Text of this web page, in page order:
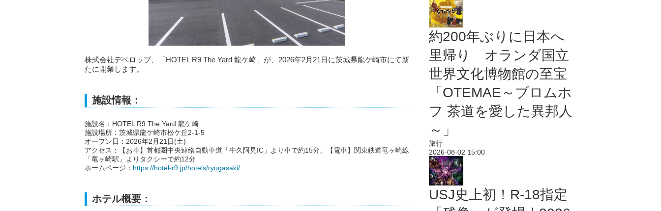
株式会社デベロップ、「HOTEL R9 The Yard 龍ケ崎」が、2026年2月21日に茨城県龍ケ崎市にて新
たに開業します。
施設情報：
施設名：HOTEL R9 The Yard 龍ケ崎
施設場所：茨城県龍ケ崎市松ケ丘2-1-5
オープン日：2026年2月21日(土)
アクセス：【お車】首都圏中央連絡自動車道「牛久阿見IC」より車で約15分、【電車】関東鉄道竜ヶ崎線
「竜ヶ崎駅」よりタクシーで約12分
ホームページ： https://hotel-r9.jp/hotels/ryugasaki/
ホテル概要：
約200年ぶりに日本へ
里帰り オランダ国立
世界文化博物館の至宝
「OTEMAE～ブロムホ
フ 茶道を愛した異邦人
～」
旅行
2026-08-02 15:00
USJ史上初！R-18指定